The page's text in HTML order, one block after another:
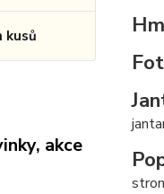
kusů
akce